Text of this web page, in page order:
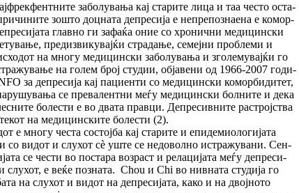
за­болувања кај старите лица и таа често ос­та­
зош­то доцната депресија е непрепознаена е ко­мор­
глав­но ги зафаќа оние со хронични ме­ди­цин­ски
пре­дизвикувајќи страдање, семејни проблеми и
на мно­гу медицински заболувања и зго­ле­му­вај­ќи го
на голем број студии, објавени од 1966-2007 го­ди­
за де­пре­сија кај пациенти со медицински ко­мор­би­дитет,
се превалентни меѓу медицински бол­ни­те и дека
болести е во двата правци. Де­пре­сив­ни­те растројства
на медицинските болести (2).
е многу чес­та состојба кај старите и епидемиологијата
со видот и слу­хот сè уште се недоволно истражувани. Сен­
се чес­ти во постара возраст и релацијата меѓу де­пре­си­
слухот, е веќе позната. Chou и Chi во нивната студија го
на слу­хот и видот на депресијата, како и на двој­но­то